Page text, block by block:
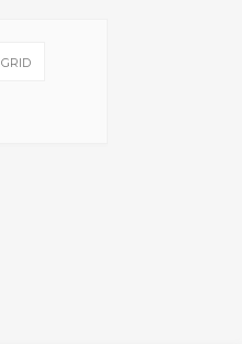
GRID